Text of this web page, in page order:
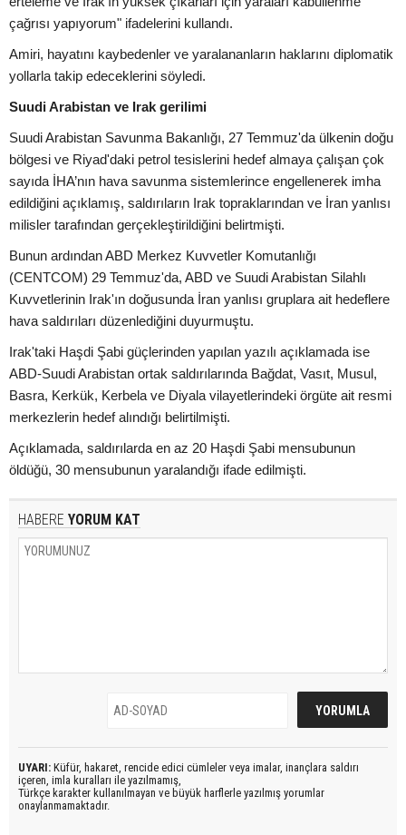
çağrısı yapıyorum" ifadelerini kullandı.
Amiri, hayatını kaybedenler ve yaralananların haklarını diplomatik
yollarla takip edeceklerini söyledi.
Suudi Arabistan ve Irak gerilimi
Suudi Arabistan Savunma Bakanlığı, 27 Temmuz'da ülkenin doğu
bölgesi ve Riyad'daki petrol tesislerini hedef almaya çalışan çok
sayıda İHA’nın hava savunma sistemlerince engellenerek imha
edildiğini açıklamış, saldırıların Irak topraklarından ve İran yanlısı
milisler tarafından gerçekleştirildiğini belirtmişti.
Bunun ardından ABD Merkez Kuvvetler Komutanlığı
(CENTCOM) 29 Temmuz'da, ABD ve Suudi Arabistan Silahlı
Kuvvetlerinin Irak'ın doğusunda İran yanlısı gruplara ait hedeflere
hava saldırıları düzenlediğini duyurmuştu.
Irak'taki Haşdi Şabi güçlerinden yapılan yazılı açıklamada ise
ABD-Suudi Arabistan ortak saldırılarında Bağdat, Vasıt, Musul,
Basra, Kerkük, Kerbela ve Diyala vilayetlerindeki örgüte ait resmi
merkezlerin hedef alındığı belirtilmişti.
Açıklamada, saldırılarda en az 20 Haşdi Şabi mensubunun
öldüğü, 30 mensubunun yaralandığı ifade edilmişti.
HABERE YORUM KAT
UYARI: Küfür, hakaret, rencide edici cümleler veya imalar, inançlara saldırı
içeren, imla kuralları ile yazılmamış,
Türkçe karakter kullanılmayan ve büyük harflerle yazılmış yorumlar
onaylanmamaktadır.